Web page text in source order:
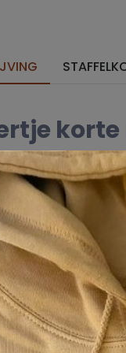
met korte
de
tekst of zelfs je
geen bedrukking
naam, tekst
waardoor dit